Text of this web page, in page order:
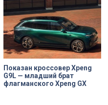
Показан кроссовер Xpeng
G9L — младший брат
флагманского Xpeng GX